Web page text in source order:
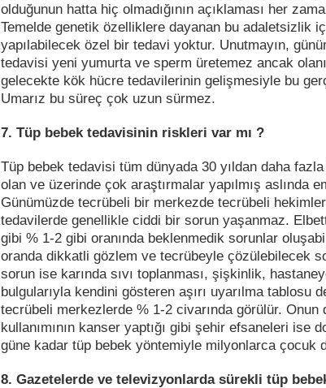
olduğunun hatta hiç olmadığının açıklaması her
Temelde genetik özelliklere dayanan bu adaletsizlik
yapılabilecek özel bir tedavi yoktur. Unutmayın,
tedavisi yeni yumurta ve sperm üretemez ancak
gelecekte kök hücre tedavilerinin gelişmesiyle bu
Umarız bu süreç çok uzun sürmez.
7. Tüp bebek tedavisinin riskleri var mı ?
Tüp bebek tedavisi tüm dünyada 30 yıldan daha
olan ve üzerinde çok araştırmalar yapılmış aslında
Günümüzde tecrübeli bir merkezde tecrübeli
tedavilerde genellikle ciddi bir sorun yaşanmaz.
gibi % 1-2 gibi oranında beklenmedik sorunlar
oranda dikkatli gözlem ve tecrübeyle çözülebilecek
sorun ise karında sıvı toplanması, şişkinlik,
bulgularıyla kendini gösteren aşırı uyarılma tablosu
tecrübeli merkezlerde % 1-2 civarında görülür. Onun
kullanımının kanser yaptığı gibi şehir efsaneleri ise
güne kadar tüp bebek yöntemiyle milyonlarca çocuk
8. Gazetelerde ve televizyonlarda sürekli tüp